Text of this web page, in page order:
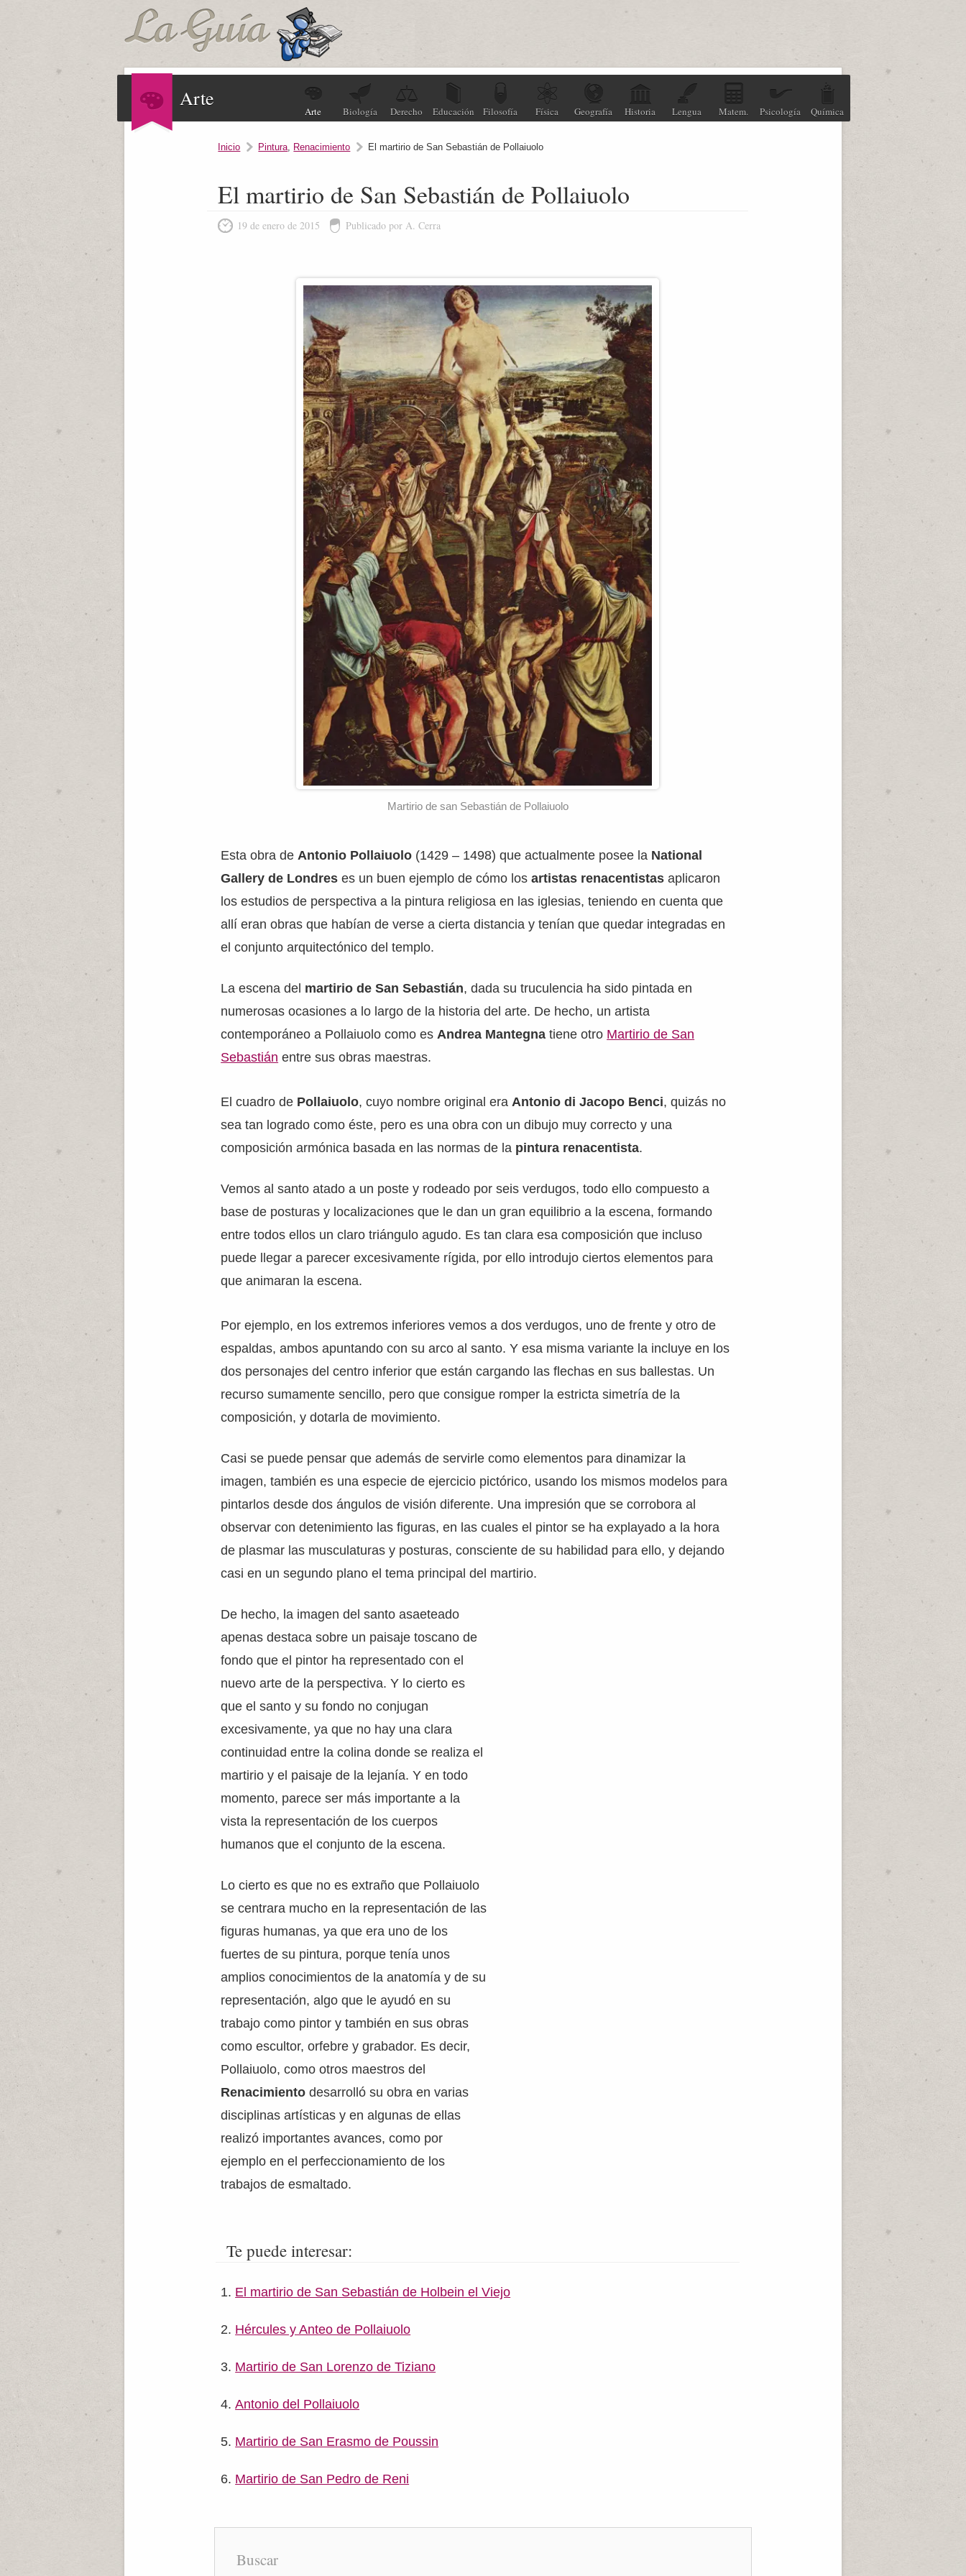
Arte
Arte Biología Derecho Educación Filosofía Física Geografía Historia Lengua Matem. Psicología Química
Inicio Pintura, Renacimiento El martirio de San Sebastián de Pollaiuolo
El martirio de San Sebastián de Pollaiuolo
19 de enero de 2015 Publicado por A. Cerra
Martirio de san Sebastián de Pollaiuolo
Esta obra de Antonio Pollaiuolo (1429 – 1498) que actualmente posee la National
Gallery de Londres es un buen ejemplo de cómo losartistas renacentistas aplicaron
los estudios de perspectiva a la pintura religiosa en las iglesias, teniendo en cuenta que
allí eran obras que habían de verse a cierta distancia y tenían que quedar integradas en
el conjunto arquitectónico del templo.
La escena del martirio de San Sebastián, dada su truculencia ha sido pintada en
numerosas ocasiones a lo largo de la historia del arte. De hecho, un artista
contemporáneo a Pollaiuolo como es Andrea Mantegna tiene otro Martirio de San
Sebastián entre sus obras maestras.
El cuadro de Pollaiuolo, cuyo nombre original era Antonio di Jacopo Benci, quizás no
sea tan logrado como éste, pero es una obra con un dibujo muy correcto y una
composición armónica basada en las normas de la pintura renacentista.
Vemos al santo atado a un poste y rodeado por seis verdugos, todo ello compuesto a
base de posturas y localizaciones que le dan un gran equilibrio a la escena, formando
entre todos ellos un claro triángulo agudo. Es tan clara esa composición que incluso
puede llegar a parecer excesivamente rígida, por ello introdujo ciertos elementos para
que animaran la escena.
Por ejemplo, en los extremos inferiores vemos a dos verdugos, uno de frente y otro de
espaldas, ambos apuntando con su arco al santo. Y esa misma variante la incluye en los
dos personajes del centro inferior que están cargando las flechas en sus ballestas. Un
recurso sumamente sencillo, pero que consigue romper la estricta simetría de la
composición, y dotarla de movimiento.
Casi se puede pensar que además de servirle como elementos para dinamizar la
imagen, también es una especie de ejercicio pictórico, usando los mismos modelos para
pintarlos desde dos ángulos de visión diferente. Una impresión que se corrobora al
observar con detenimiento las figuras, en las cuales el pintor se ha explayado a la hora
de plasmar las musculaturas y posturas, consciente de su habilidad para ello, y dejando
casi en un segundo plano el tema principal del martirio.
De hecho, la imagen del santo asaeteado
apenas destaca sobre un paisaje toscano de
fondo que el pintor ha representado con el
nuevo arte de la perspectiva. Y lo cierto es
que el santo y su fondo no conjugan
excesivamente, ya que no hay una clara
continuidad entre la colina donde se realiza el
martirio y el paisaje de la lejanía. Y en todo
momento, parece ser más importante a la
vista la representación de los cuerpos
humanos que el conjunto de la escena.
Lo cierto es que no es extraño que Pollaiuolo
se centrara mucho en la representación de las
figuras humanas, ya que era uno de los
fuertes de su pintura, porque tenía unos
amplios conocimientos de la anatomía y de su
representación, algo que le ayudó en su
trabajo como pintor y también en sus obras
como escultor, orfebre y grabador. Es decir,
Pollaiuolo, como otros maestros del
Renacimiento desarrolló su obra en varias
disciplinas artísticas y en algunas de ellas
realizó importantes avances, como por
ejemplo en el perfeccionamiento de los
trabajos de esmaltado.
Te puede interesar:
El martirio de San Sebastián de Holbein el Viejo
Hércules y Anteo de Pollaiuolo
Martirio de San Lorenzo de Tiziano
Antonio del Pollaiuolo
Martirio de San Erasmo de Poussin
Martirio de San Pedro de Reni
Buscar